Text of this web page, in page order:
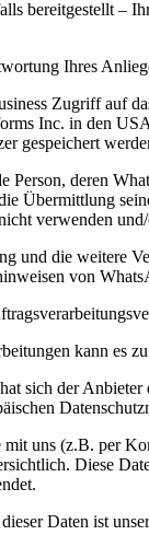
bereitgestellt –
Ihres
Zugriff auf
Inc. in den
gespeichert
Person, deren
Übermittlung
verwenden
und die weitere
von
kann es
sich der Anbieter
uns (z.B. per
Diese
Daten ist